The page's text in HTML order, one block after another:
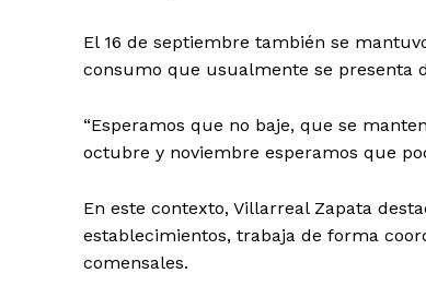
El 16 de septiembre también se
consumo que usualmente se presenta
“Esperamos que no baje, que se
octubre y noviembre esperamos que
En este contexto, Villarreal Zapata
establecimientos, trabaja de forma
comensales.